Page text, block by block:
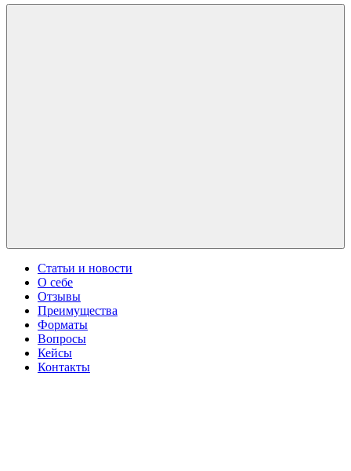
Статьи и новости
О себе
Отзывы
Преимущества
Форматы
Вопросы
Кейсы
Контакты